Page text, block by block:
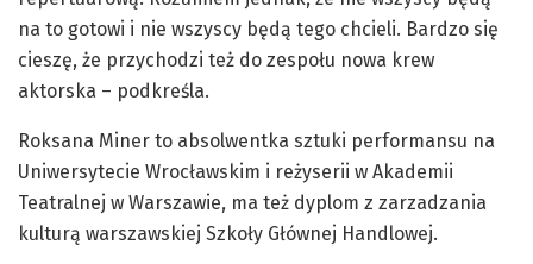
na to gotowi i nie wszyscy będą tego chcieli. Bardzo się
cieszę, że przychodzi też do zespołu nowa krew
aktorska – podkreśla.
Roksana Miner to absolwentka sztuki performansu na
Uniwersytecie Wrocławskim i reżyserii w Akademii
Teatralnej w Warszawie, ma też dyplom z zarzadzania
kulturą warszawskiej Szkoły Głównej Handlowej.